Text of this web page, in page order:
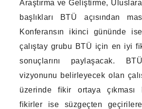
Araştırma ve Geliştirme,
başlıkları BTÜ açısından
Konferansın ikinci gününde
çalıştay grubu BTÜ için en iyi
sonuçlarını paylaşacak.
vizyonunu belirleyecek olan
üzerinde fikir ortaya çıkması
fikirler ise süzgeçten